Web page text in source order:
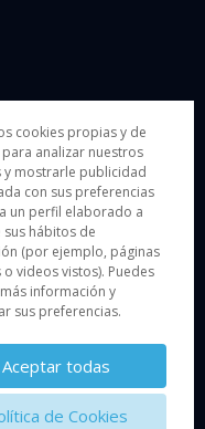
la
cookies propias y de
analizar nuestros
y mostrarle publicidad
con sus preferencias
un perfil elaborado a
hábitos de
(por ejemplo, páginas
videos vistos). Puedes
información y
sus preferencias.
Aceptar todas
de Cookies